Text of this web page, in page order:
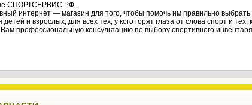
СПОРТСЕРВИС.РФ.
интернет — магазин для того, чтобы помочь им правильно выбрать
и взрослых, для всех тех, у кого горят глаза от слова спорт и
профессиональную консультацию по выбору спортивного